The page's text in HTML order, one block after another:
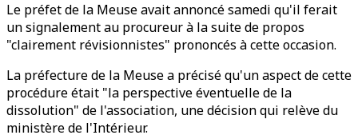
Le préfet de la Meuse avait annoncé samedi qu'il ferait
un signalement au procureur à la suite de propos
"clairement révisionnistes" prononcés à cette occasion.
La préfecture de la Meuse a précisé qu'un aspect de cette
procédure était "la perspective éventuelle de la
dissolution" de l'association, une décision qui relève du
ministère de l'Intérieur.